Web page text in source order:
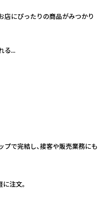
店にぴったりの商品がみつかり
る...
で完結し、接客や販売業務にも
注文。